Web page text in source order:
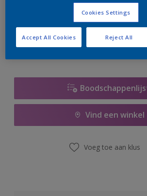
Op dit moment is het niet mogelijk dit
te bestellen. Houd de website in de
er hard aan om de voorraad aan te
Vind een winkel
Voeg toe aan klus
Cookies Settings
Reject All
Accept All Cookies